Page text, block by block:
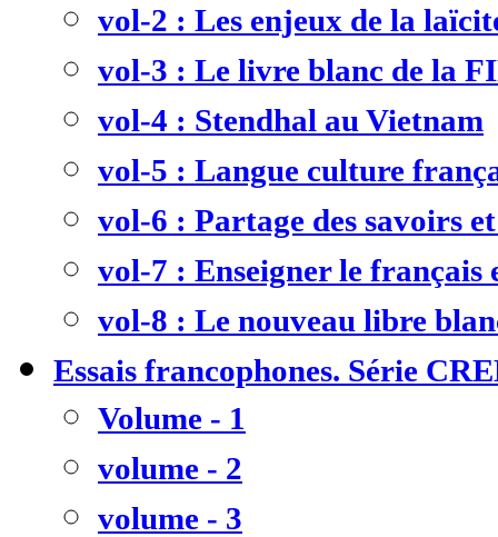
vol-2 : Les enjeux de la
vol-3 : Le livre blanc de la
vol-4 : Stendhal au Vietnam
vol-5 : Langue culture
vol-6 : Partage des savoirs
vol-7 : Enseigner le
vol-8 : Le nouveau libre
Essais francophones. Série
Volume - 1
volume - 2
volume - 3